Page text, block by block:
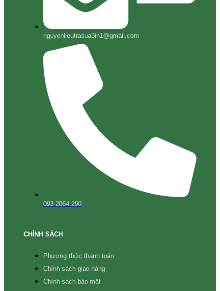
nguyenlieutrasua3in1@gmail.com
093 2064 290
CHÍNH SÁCH
Phương thức thanh toán
Chính sách giao hàng
Chính sách bảo mật